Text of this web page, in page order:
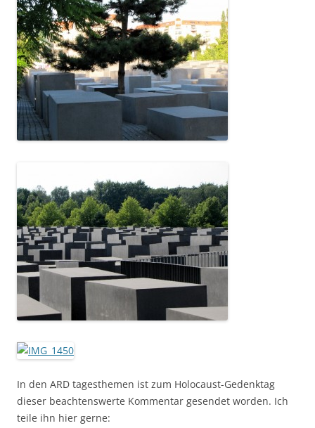
In den ARD tagesthemen ist zum Holocaust-Gedenktag
dieser beachtenswerte Kommentar gesendet worden. Ich
teile ihn hier gerne: